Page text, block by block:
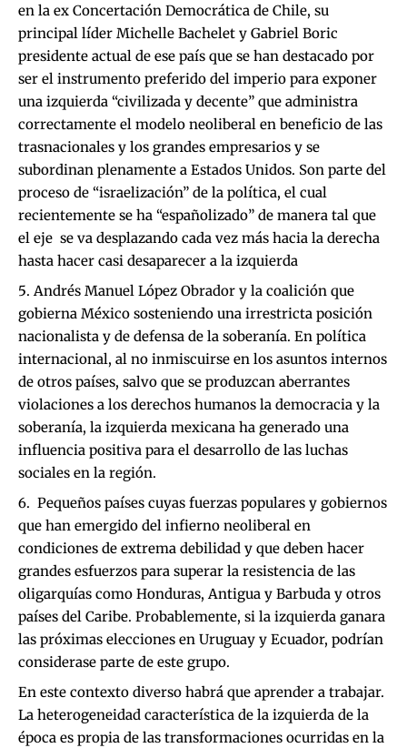
en la ex Concertación Democrática de Chile, su
principal líder Michelle Bachelet y Gabriel Boric
presidente actual de ese país que se han destacado por
ser el instrumento preferido del imperio para exponer
una izquierda “civilizada y decente” que administra
correctamente el modelo neoliberal en beneficio de las
trasnacionales y los grandes empresarios y se
subordinan plenamente a Estados Unidos. Son parte del
proceso de “israelización” de la política, el cual
recientemente se ha “españolizado” de manera tal que
el eje se va desplazando cada vez más hacia la derecha
hasta hacer casi desaparecer a la izquierda
Andrés Manuel López Obrador y la coalición que
gobierna México sosteniendo una irrestricta posición
nacionalista y de defensa de la soberanía. En política
internacional, al no inmiscuirse en los asuntos internos
de otros países, salvo que se produzcan aberrantes
violaciones a los derechos humanos la democracia y la
soberanía, la izquierda mexicana ha generado una
influencia positiva para el desarrollo de las luchas
sociales en la región.
Pequeños países cuyas fuerzas populares y gobiernos
que han emergido del infierno neoliberal en
condiciones de extrema debilidad y que deben hacer
grandes esfuerzos para superar la resistencia de las
oligarquías como Honduras, Antigua y Barbuda y otros
países del Caribe. Probablemente, si la izquierda ganara
las próximas elecciones en Uruguay y Ecuador, podrían
considerase parte de este grupo.
En este contexto diverso habrá que aprender a trabajar.
La heterogeneidad característica de la izquierda de la
época es propia de las transformaciones ocurridas en la